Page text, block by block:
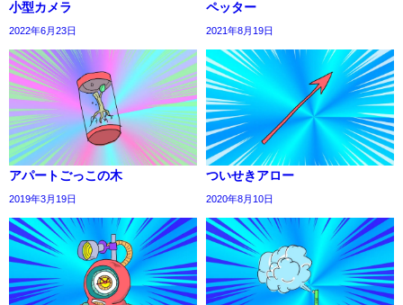
小型カメラ
2022年6月23日
ペッター
2021年8月19日
アパートごっこの木
2019年3月19日
ついせきアロー
2020年8月10日